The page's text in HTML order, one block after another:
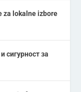
za lokalne izbore
сигурност за